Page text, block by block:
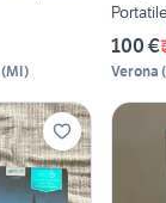
(MI)
100 €
Verona (